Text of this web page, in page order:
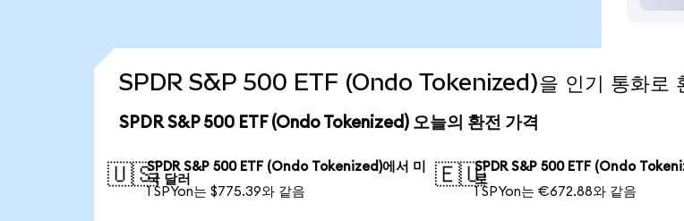
SPDR S&P 500 ETF (Ondo Tokenized)을 인기 통화로
SPDR S&P 500 ETF (Ondo Tokenized) 오늘의 환전 가격
🇺🇸SPDR S&P 500 ETF (Ondo Tokenized)에서 미
국 달러
1 SPYon는 $775.39와 같음
🇪🇺SPDR S&P 500 ETF (Ondo
로
1 SPYon는 €672.88와 같음